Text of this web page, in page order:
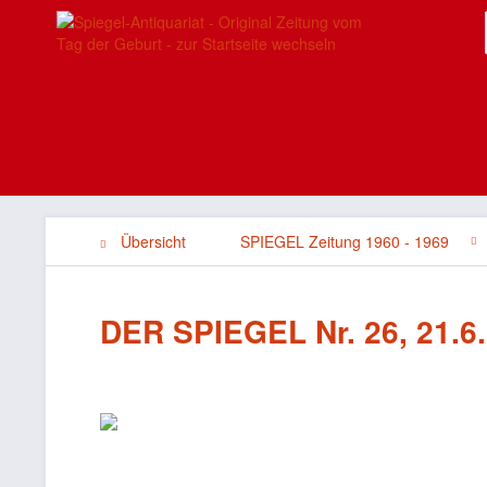
Übersicht SPIEGEL Zeitung 1960 - 1969
DER SPIEGEL Nr. 26,